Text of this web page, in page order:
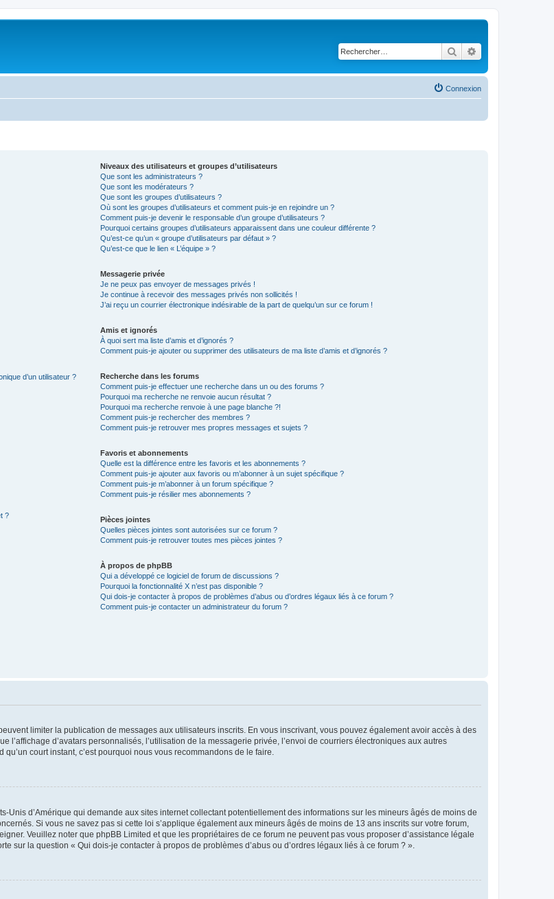
Rechercher
Connexion
d’un utilisateur ?
?
Niveaux des utilisateurs et groupes d’utilisateurs
Que sont les administrateurs ?
Que sont les modérateurs ?
Que sont les groupes d’utilisateurs ?
Où sont les groupes d’utilisateurs et comment puis-je en rejoindre un ?
Comment puis-je devenir le responsable d’un groupe d’utilisateurs ?
Pourquoi certains groupes d’utilisateurs apparaissent dans une couleur différente ?
Qu’est-ce qu’un « groupe d’utilisateurs par défaut » ?
Qu’est-ce que le lien « L’équipe » ?
Messagerie privée
Je ne peux pas envoyer de messages privés !
Je continue à recevoir des messages privés non sollicités !
J’ai reçu un courrier électronique indésirable de la part de quelqu’un sur ce forum !
Amis et ignorés
À quoi sert ma liste d’amis et d’ignorés ?
Comment puis-je ajouter ou supprimer des utilisateurs de ma liste d’amis et d’ignorés ?
Recherche dans les forums
Comment puis-je effectuer une recherche dans un ou des forums ?
Pourquoi ma recherche ne renvoie aucun résultat ?
Pourquoi ma recherche renvoie à une page blanche ?!
Comment puis-je rechercher des membres ?
Comment puis-je retrouver mes propres messages et sujets ?
Favoris et abonnements
Quelle est la différence entre les favoris et les abonnements ?
Comment puis-je ajouter aux favoris ou m’abonner à un sujet spécifique ?
Comment puis-je m’abonner à un forum spécifique ?
Comment puis-je résilier mes abonnements ?
Pièces jointes
Quelles pièces jointes sont autorisées sur ce forum ?
Comment puis-je retrouver toutes mes pièces jointes ?
À propos de phpBB
Qui a développé ce logiciel de forum de discussions ?
Pourquoi la fonctionnalité X n’est pas disponible ?
Qui dois-je contacter à propos de problèmes d’abus ou d’ordres légaux liés à ce forum ?
Comment puis-je contacter un administrateur du forum ?
limiter la publication de messages aux utilisateurs inscrits. En vous inscrivant, vous pouvez également avoir accès à des
d’avatars personnalisés, l’utilisation de la messagerie privée, l’envoi de courriers électroniques aux autres
court instant, c’est pourquoi nous vous recommandons de le faire.
Unis d’Amérique qui demande aux sites internet collectant potentiellement des informations sur les mineurs âgés de moins de
Si vous ne savez pas si cette loi s’applique également aux mineurs âgés de moins de 13 ans inscrits sur votre forum,
Veuillez noter que phpBB Limited et que les propriétaires de ce forum ne peuvent pas vous proposer d’assistance légale
sur la question « Qui dois-je contacter à propos de problèmes d’abus ou d’ordres légaux liés à ce forum ? ».